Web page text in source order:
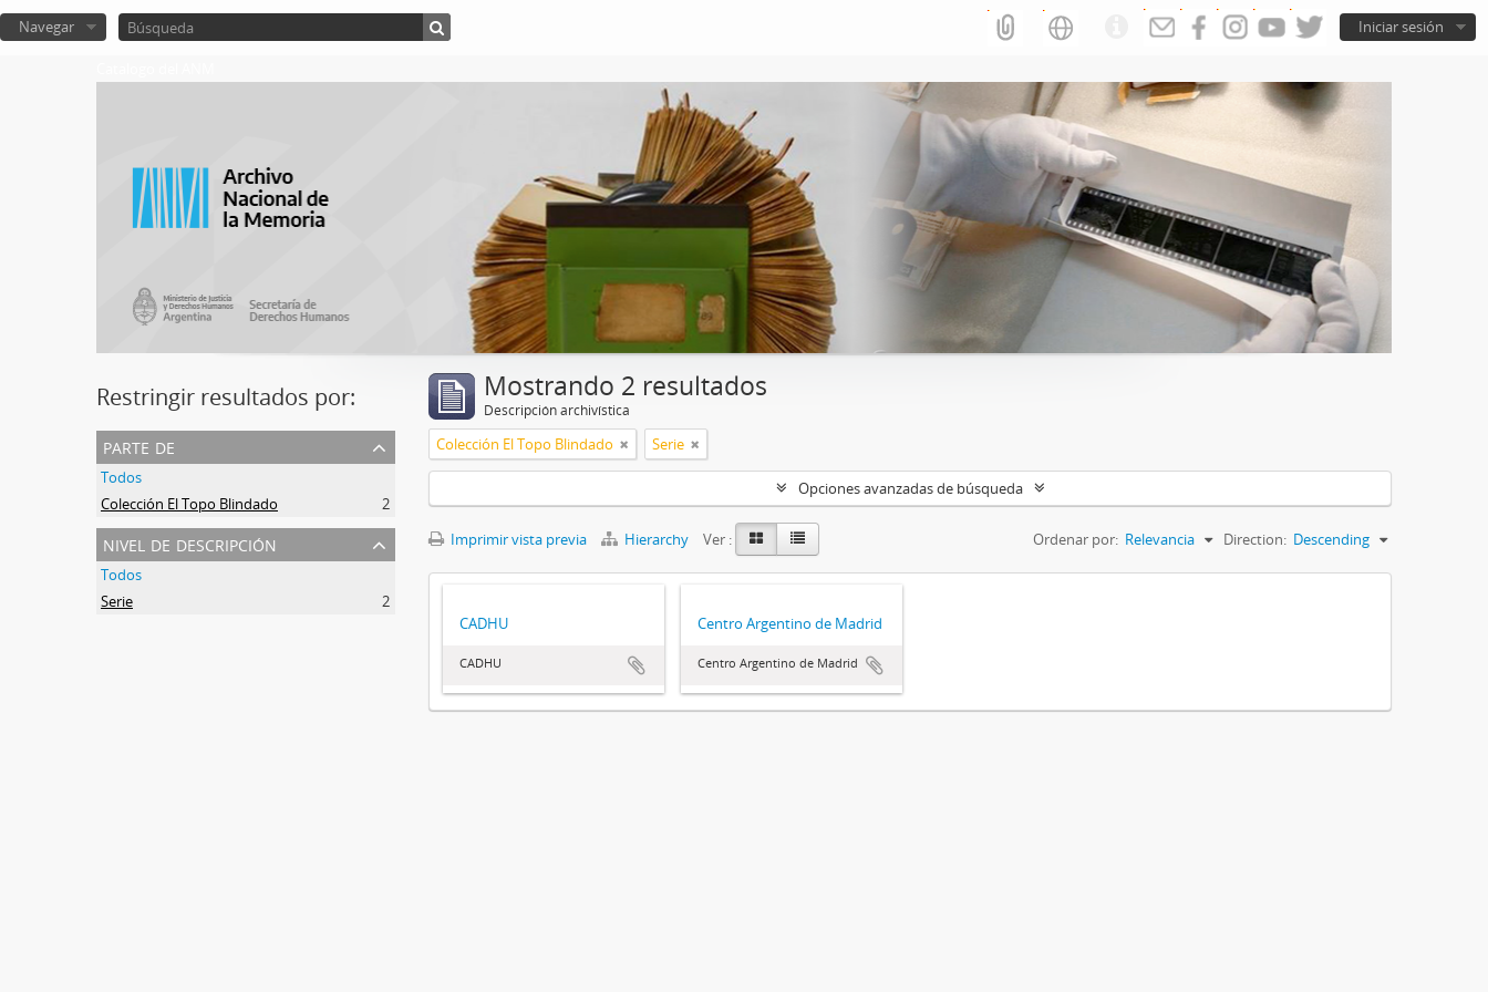
Iniciar sesión
Navegar
Restringir resultados por:
parte de
Todos
Colección El Topo Blindado
2
nivel de descripción
Todos
Serie
2
Mostrando 2 resultados
Descripción archivística
Colección El Topo Blindado Serie
Opciones avanzadas de búsqueda
Imprimir vista previa Hierarchy Ver : Ordenar por: Relevancia Direction: Descending
CADHU
CADHU
Centro Argentino de Madrid
Centro Argentino de Madrid